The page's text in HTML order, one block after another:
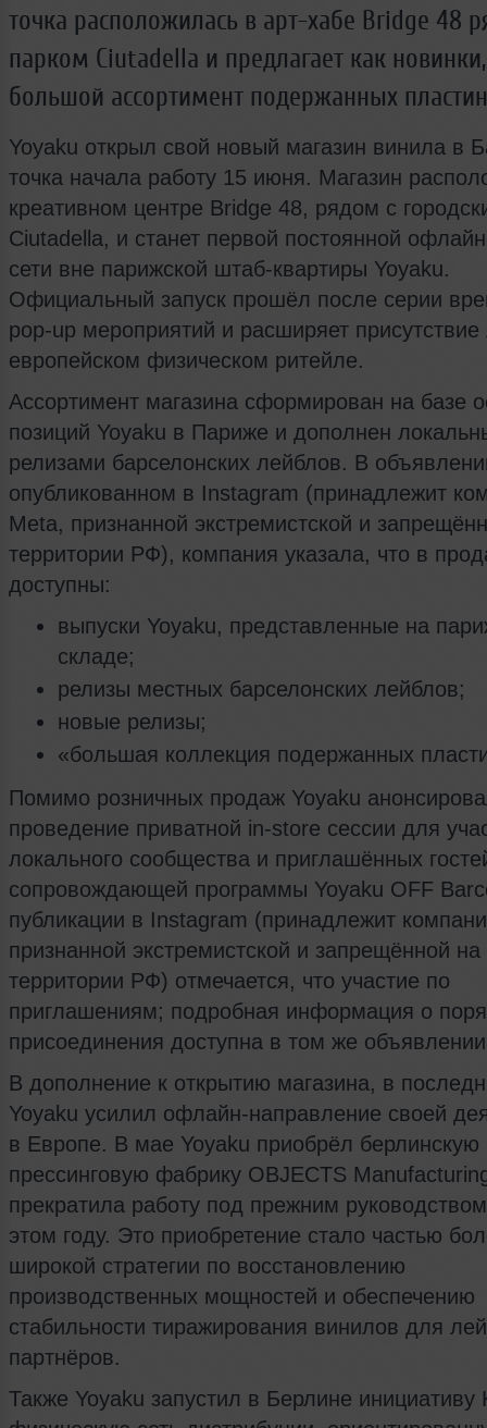
точка расположилась в арт-хабе Bridge 48
парком Ciutadella и предлагает как
большой ассортимент подержанных
Yoyaku открыл свой новый магазин винила в
точка начала работу 15 июня. Магазин
креативном центре Bridge 48, рядом с
Ciutadella, и станет первой постоянной
сети вне парижской штаб-квартиры Yoyaku.
Официальный запуск прошёл после серии
pop-up мероприятий и расширяет
европейском физическом ритейле.
Ассортимент магазина сформирован на базе
позиций Yoyaku в Париже и дополнен
релизами барселонских лейблов. В
опубликованном в Instagram (принадлежит
Meta, признанной экстремистской и
территории РФ), компания указала, что в
доступны:
выпуски Yoyaku, представленные на
складе;
релизы местных барселонских лейблов;
новые релизы;
«большая коллекция подержанных
Помимо розничных продаж Yoyaku
проведение приватной in-store сессии для
локального сообщества и приглашённых
сопровождающей программы Yoyaku OFF
публикации в Instagram (принадлежит
признанной экстремистской и запрещённой на
территории РФ) отмечается, что участие по
приглашениям; подробная информация о
присоединения доступна в том же
В дополнение к открытию магазина, в
Yoyaku усилил офлайн-направление своей
в Европе. В мае Yoyaku приобрёл берлинскую
прессинговую фабрику OBJECTS
прекратила работу под прежним
этом году. Это приобретение стало частью
широкой стратегии по восстановлению
производственных мощностей и обеспечению
стабильности тиражирования винилов для
партнёров.
Также Yoyaku запустил в Берлине